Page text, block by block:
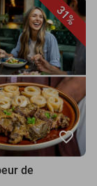
31%
favorite_border
de